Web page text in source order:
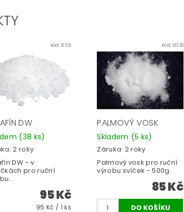
Kód:10331
DW
(38 ks)
2 roky
DW - v
pro ruční
95 Kč
95 Kč / 1 ks
Kód: 10330
PALMOVÝ VOSK
Skladem (5 ks)
Záruka: 2 roky
Palmový vosk pro ruční
výrobu svíček - 500g.
85 Kč